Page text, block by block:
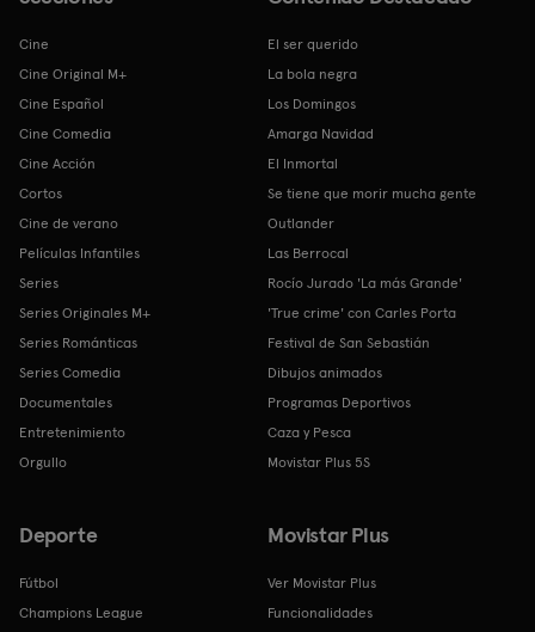
Cine
Cine Original M+
Cine Español
Cine Comedia
Cine Acción
Cortos
Cine de verano
Películas Infantiles
Series
Series Originales M+
Series Románticas
Series Comedia
Documentales
Entretenimiento
Orgullo
El ser querido
La bola negra
Los Domingos
Amarga Navidad
El Inmortal
Se tiene que morir mucha gente
Outlander
Las Berrocal
Rocío Jurado 'La más Grande'
'True crime' con Carles Porta
Festival de San Sebastián
Dibujos animados
Programas Deportivos
Caza y Pesca
Movistar Plus 5S
Deporte
Fútbol
Champions League
Movistar Plus
Ver Movistar Plus
Funcionalidades